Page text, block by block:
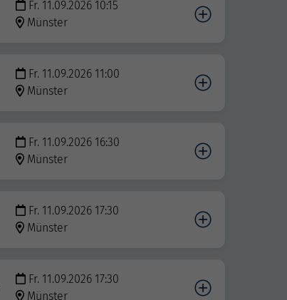
Fr. 11.09.2026 10:15
Münster
Fr. 11.09.2026 11:00
Münster
Fr. 11.09.2026 16:30
Münster
Fr. 11.09.2026 17:30
Münster
Fr. 11.09.2026 17:30
Münster